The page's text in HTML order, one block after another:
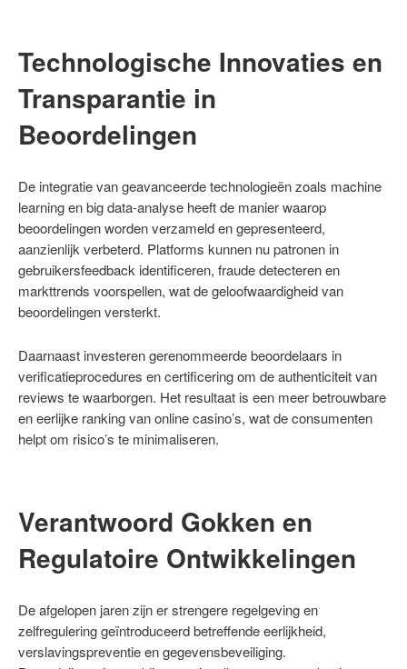
Technologische Innovaties en
Transparantie in
Beoordelingen
De integratie van geavanceerde technologieën zoals machine
learning en big data-analyse heeft de manier waarop
beoordelingen worden verzameld en gepresenteerd,
aanzienlijk verbeterd. Platforms kunnen nu patronen in
gebruikersfeedback identificeren, fraude detecteren en
markttrends voorspellen, wat de geloofwaardigheid van
beoordelingen versterkt.
Daarnaast investeren gerenommeerde beoordelaars in
verificatieprocedures en certificering om de authenticiteit van
reviews te waarborgen. Het resultaat is een meer betrouwbare
en eerlijke ranking van online casino’s, wat de consumenten
helpt om risico’s te minimaliseren.
Verantwoord Gokken en
Regulatoire Ontwikkelingen
De afgelopen jaren zijn er strengere regelgeving en
zelfregulering geïntroduceerd betreffende eerlijkheid,
verslavingspreventie en gegevensbeveiliging.